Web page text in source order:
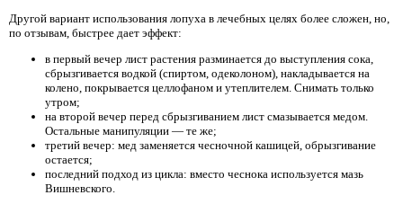
Другой вариант использования лопуха в лечебных целях более сложен, но,
по отзывам, быстрее дает эффект:
в первый вечер лист растения разминается до выступления сока,
сбрызгивается водкой (спиртом, одеколоном), накладывается на
колено, покрывается целлофаном и утеплителем. Снимать только
утром;
на второй вечер перед сбрызгиванием лист смазывается медом.
Остальные манипуляции — те же;
третий вечер: мед заменяется чесночной кашицей, обрызгивание
остается;
последний подход из цикла: вместо чеснока используется мазь
Вишневского.